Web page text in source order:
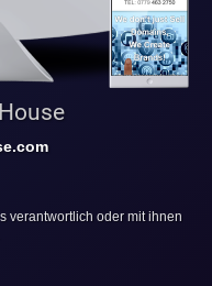
verantwortlich oder mit ihnen